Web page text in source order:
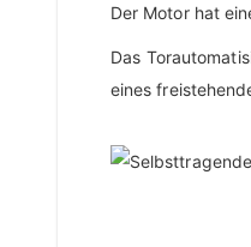
Der Motor hat
Das
eines